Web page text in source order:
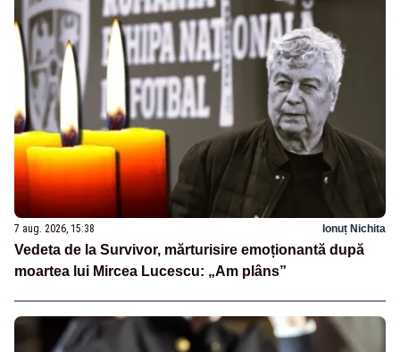
7 aug. 2026, 15:38 Ionuț Nichita
Vedeta de la Survivor, mărturisire emoționantă după
moartea lui Mircea Lucescu: „Am plâns”